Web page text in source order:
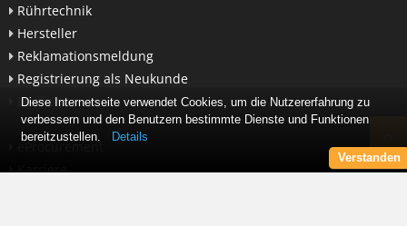
Rührtechnik
Hersteller
Reklamationsmeldung
Registrierung als Neukunde
Lexikon
eProcurement
Karriere
Diese Internetseite verwendet Cookies, um die Nutzererfahrung zu
verbessern und den Benutzern bestimmte Dienste und Funktionen
bereitzustellen.
Details
Verstanden